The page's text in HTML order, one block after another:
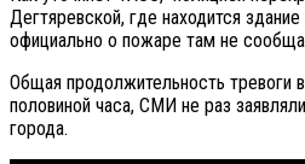
Дегтяревской, где находится
официально о пожаре там не
Общая продолжительность тревоги
половиной часа, СМИ не раз
города.